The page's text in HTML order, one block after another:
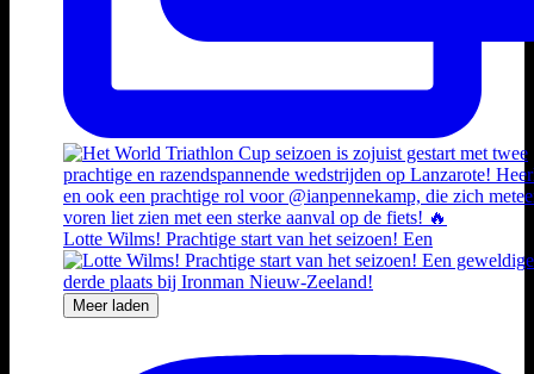
Lotte Wilms! Prachtige start van het seizoen! Een
Meer laden